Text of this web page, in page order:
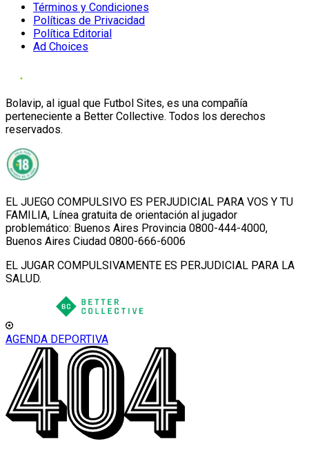
Términos y Condiciones
Políticas de Privacidad
Política Editorial
Ad Choices
Bolavip, al igual que Futbol Sites, es una compañía
perteneciente a Better Collective. Todos los derechos
reservados.
EL JUEGO COMPULSIVO ES PERJUDICIAL PARA VOS Y TU
FAMILIA, Línea gratuita de orientación al jugador
problemático: Buenos Aires Provincia 0800-444-4000,
Buenos Aires Ciudad 0800-666-6006
EL JUGAR COMPULSIVAMENTE ES PERJUDICIAL PARA LA
SALUD.
AGENDA DEPORTIVA